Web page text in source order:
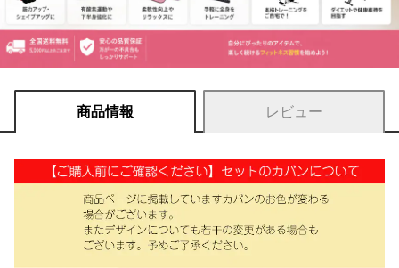
商品情報 レビュー